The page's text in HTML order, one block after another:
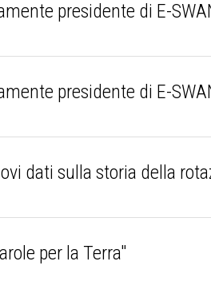
presidente di E-
presidente di E-
dati sulla storia della
per la Terra"